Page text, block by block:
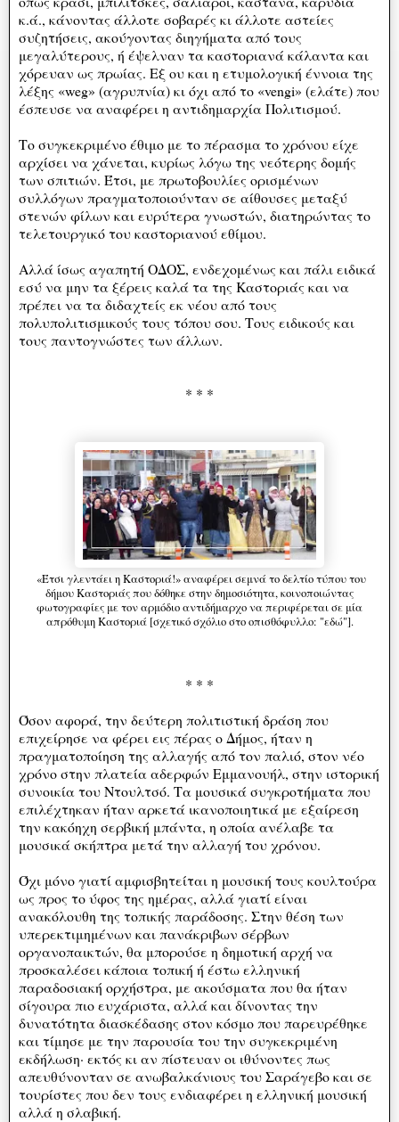
κ.ά., κάνοντας άλλοτε σοβαρές κι άλλοτε αστείες
συζητήσεις, ακούγοντας διηγήματα από τους
μεγαλύτερους, ή έψελναν τα καστοριανά κάλαντα και
χόρευαν ως πρωίας. Εξ ου και η ετυμολογική έννοια της
λέξης «weg» (αγρυπνία) κι όχι από το «vengi» (ελάτε) που
έσπευσε να αναφέρει η αντιδημαρχία Πολιτισμού.
Το συγκεκριμένο έθιμο με το πέρασμα το χρόνου είχε
αρχίσει να χάνεται, κυρίως λόγω της νεότερης δομής
των σπιτιών. Έτσι, με πρωτοβουλίες ορισμένων
συλλόγων πραγματοποιούνταν σε αίθουσες μεταξύ
στενών φίλων και ευρύτερα γνωστών, διατηρώντας το
τελετουργικό του καστοριανού εθίμου.
Αλλά ίσως αγαπητή ΟΔΟΣ, ενδεχομένως και πάλι ειδικά
εσύ να μην τα ξέρεις καλά τα της Καστοριάς και να
πρέπει να τα διδαχτείς εκ νέου από τους
πολυπολιτισμικούς τους τόπου σου. Τους ειδικούς και
τους παντογνώστες των άλλων.
* * *
«Έτσι γλεντάει η Καστοριά!» αναφέρει σεμνά το δελτίο τύπου του
δήμου Καστοριάς που δόθηκε στην δημοσιότητα, κοινοποιώντας
φωτογραφίες με τον αρμόδιο αντιδήμαρχο να περιφέρεται σε μία
απρόθυμη Καστοριά [σχετικό σχόλιο στο οπισθόφυλλο: "εδώ"].
* * *
Όσον αφορά, την δεύτερη πολιτιστική δράση που
επιχείρησε να φέρει εις πέρας ο Δήμος, ήταν η
πραγματοποίηση της αλλαγής από τον παλιό, στον νέο
χρόνο στην πλατεία αδερφών Εμμανουήλ, στην ιστορική
συνοικία του Ντουλτσό. Τα μουσικά συγκροτήματα που
επιλέχτηκαν ήταν αρκετά ικανοποιητικά με εξαίρεση
την κακόηχη σερβική μπάντα, η οποία ανέλαβε τα
μουσικά σκήπτρα μετά την αλλαγή του χρόνου.
Όχι μόνο γιατί αμφισβητείται η μουσική τους κουλτούρα
ως προς το ύφος της ημέρας, αλλά γιατί είναι
ανακόλουθη της τοπικής παράδοσης. Στην θέση των
υπερεκτιμημένων και πανάκριβων σέρβων
οργανοπαικτών, θα μπορούσε η δημοτική αρχή να
προσκαλέσει κάποια τοπική ή έστω ελληνική
παραδοσιακή ορχήστρα, με ακούσματα που θα ήταν
σίγουρα πιο ευχάριστα, αλλά και δίνοντας την
δυνατότητα διασκέδασης στον κόσμο που παρευρέθηκε
και τίμησε με την παρουσία του την συγκεκριμένη
εκδήλωση· εκτός κι αν πίστευαν οι ιθύνοντες πως
απευθύνονταν σε ανωβαλκάνιους του Σαράγεβο και σε
τουρίστες που δεν τους ενδιαφέρει η ελληνική μουσική
αλλά η σλαβική.